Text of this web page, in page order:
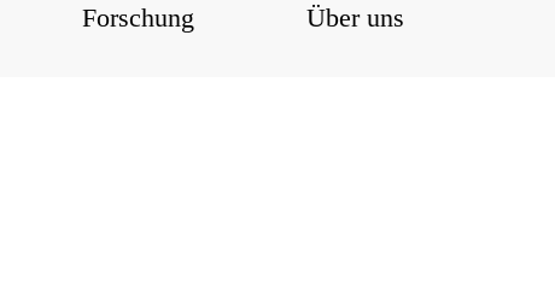
Forschung Über uns